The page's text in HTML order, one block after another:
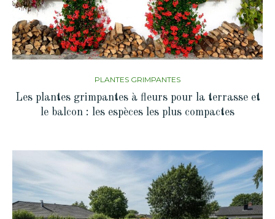
PLANTES GRIMPANTES
Les plantes grimpantes à fleurs pour la terrasse et
le balcon : les espèces les plus compactes